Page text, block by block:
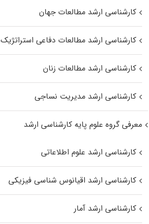
کارشناسی ارشد مطالعات جهان
کارشناسی ارشد مطالعات دفاعی استراتژیک
کارشناسی ارشد مطالعات زنان
کارشناسی ارشد مدیریت نساجی
معرفی گروه علوم پایه کارشناسی ارشد
کارشناسی ارشد علوم اطلاعاتی
کارشناسی ارشد اقیانوس‌ شناسی فیزیکی
کارشناسی ارشد آمار